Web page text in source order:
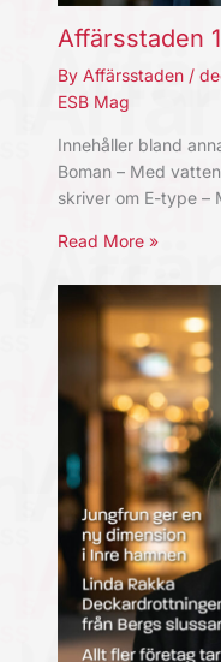
Affärsstaden
By Affärsstaden /
ESB Mag
Innehåller bland
Boman – Med
skriver om E-type –
Read More »